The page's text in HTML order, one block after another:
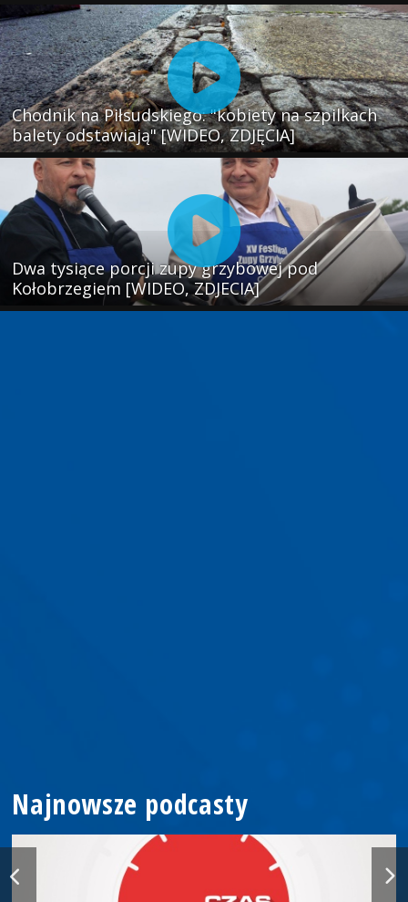
Chodnik na Piłsudskiego: "kobiety na szpilkach
balety odstawiają" [WIDEO, ZDJĘCIA]
Dwa tysiące porcji zupy grzybowej pod
Kołobrzegiem [WIDEO, ZDJECIA]
Najnowsze podcasty